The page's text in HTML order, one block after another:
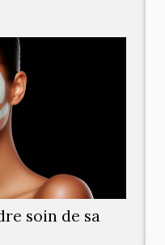
soin de sa